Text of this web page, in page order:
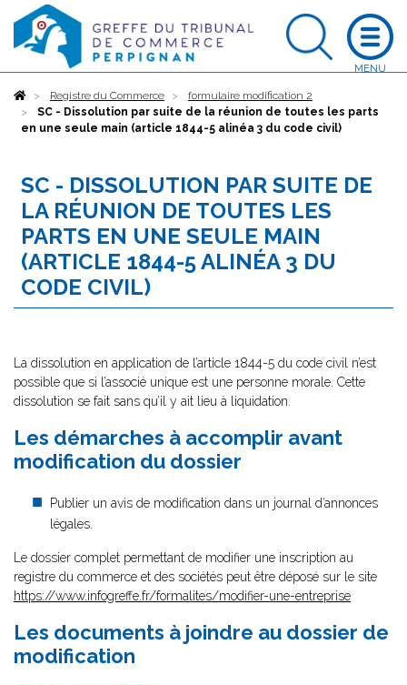
AccueilRegistre du Commerce
formulaire modification 2
SC - Dissolution par suite de la réunion de toutes les parts
en une seule main (article 1844-5 alinéa 3 du code civil)
SC - DISSOLUTION PAR SUITE DE
LA RÉUNION DE TOUTES LES
PARTS EN UNE SEULE MAIN
(ARTICLE 1844-5 ALINÉA 3 DU
CODE CIVIL)
La dissolution en application de l’article 1844-5 du code civil n’est
possible que si l’associé unique est une personne morale. Cette
dissolution se fait sans qu’il y ait lieu à liquidation.
Les démarches à accomplir avant
modification du dossier
Publier un avis de modification dans un journal d’annonces
légales.
Le dossier complet permettant de modifier une inscription au
registre du commerce et des sociétés peut être déposé sur le site
https://www.infogreffe.fr/formalites/modifier-une-entreprise
Les documents à joindre au dossier de
modification